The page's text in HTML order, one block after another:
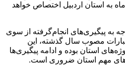
ماه به استان اردبیل اختصاص خواهد
توجه به پیگیری‌های انجام‌گرفته از سوی
مصوب سال گذشته، این
استان بوده و ادامه پیگیری‌ها
مهم استان ضروری است.